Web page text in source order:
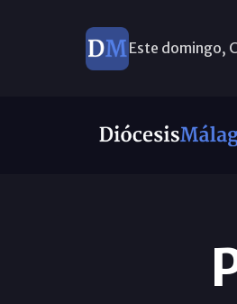
Este domingo,